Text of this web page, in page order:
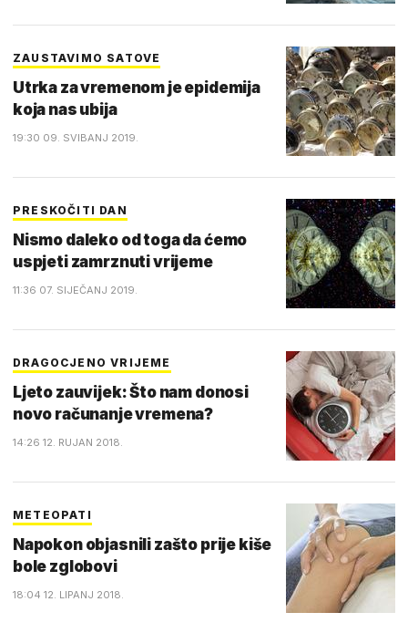
ZAUSTAVIMO SATOVE
Utrka za vremenom je epidemija
koja nas ubija
19:30 09. SVIBANJ 2019.
PRESKOČITI DAN
Nismo daleko od toga da ćemo
uspjeti zamrznuti vrijeme
11:36 07. SIJEČANJ 2019.
DRAGOCJENO VRIJEME
Ljeto zauvijek: Što nam donosi
novo računanje vremena?
14:26 12. RUJAN 2018.
METEOPATI
Napokon objasnili zašto prije kiše
bole zglobovi
18:04 12. LIPANJ 2018.